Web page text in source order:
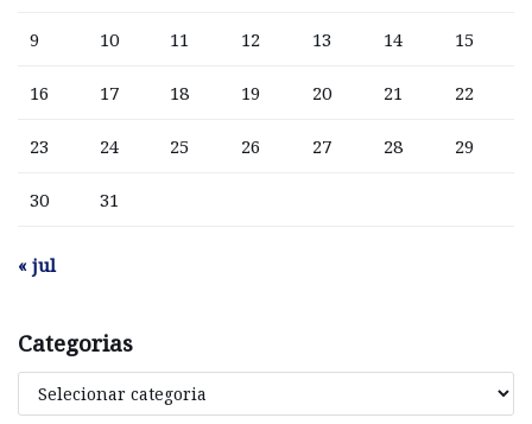
9 10 11 12 13 14 15
16 17 18 19 20 21 22
23 24 25 26 27 28 29
30 31
« jul
Categorias